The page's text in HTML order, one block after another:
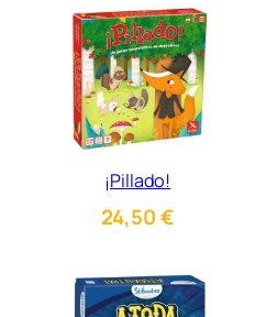
¡Pillado!
24,50€